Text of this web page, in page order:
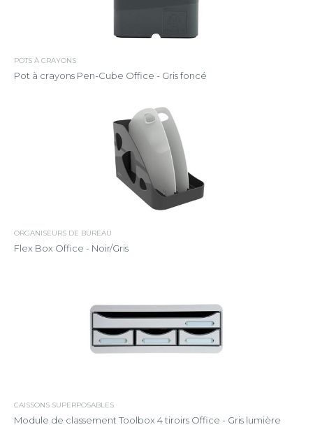
POTS À CRAYONS
Pot à crayons Pen-Cube Office - Gris foncé
ORGANISEURS DE BUREAU
Flex Box Office - Noir/Gris
CAISSONS SUPERPOSABLES
Module de classement Toolbox 4 tiroirs Office - Gris lumière